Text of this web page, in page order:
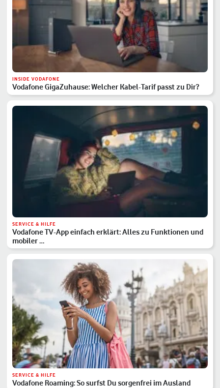
INSIDE VODAFONE
Vodafone GigaZuhause: Welcher Kabel-Tarif passt zu Dir?
SERVICE & HILFE
Vodafone TV-App einfach erklärt: Alles zu Funktionen und
mobiler …
SERVICE & HILFE
Vodafone Roaming: So surfst Du sorgenfrei im Ausland